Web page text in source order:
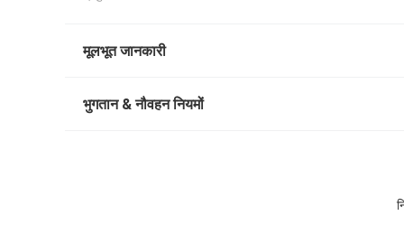
मूलभूत जानकारी
भुगतान & नौवहन नियमों